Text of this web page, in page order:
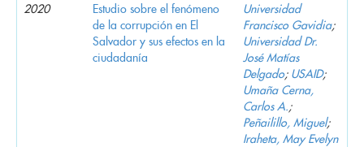
2020
Estudio sobre el fenómeno
de la corrupción en El
Salvador y sus efectos en la
ciudadanía
Universidad
Francisco Gavidia;
Universidad Dr.
José Matías
Delgado; USAID;
Umaña Cerna,
Carlos A.;
Peñailillo, Miguel;
Iraheta, May Evelyn